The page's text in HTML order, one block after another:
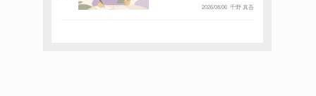
2026/08/06 千野 真吾